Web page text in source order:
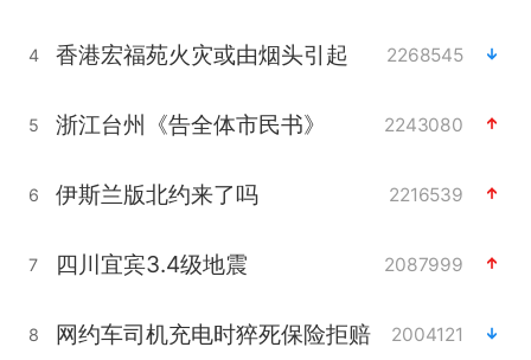
4 香港宏福苑火灾或由烟头引起 2268545
5 浙江台州《告全体市民书》 2243080
6 伊斯兰版北约来了吗 2216539
7 四川宜宾3.4级地震 2087999
8 网约车司机充电时猝死保险拒赔 2004121